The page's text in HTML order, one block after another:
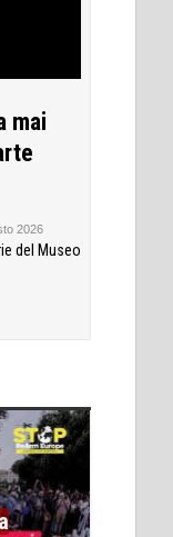
mai
2026
del Museo